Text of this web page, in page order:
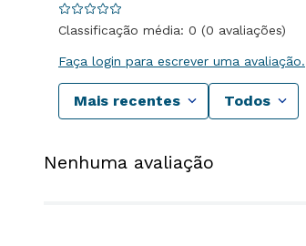
Classificação média: 0 (0 avaliações)
Faça login para escrever uma avaliação.
Mais recentes Todos
Nenhuma avaliação